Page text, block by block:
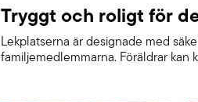
Tryggt och roligt för
Lekplatserna är designade med
familjemedlemmarna. Föräldrar kan